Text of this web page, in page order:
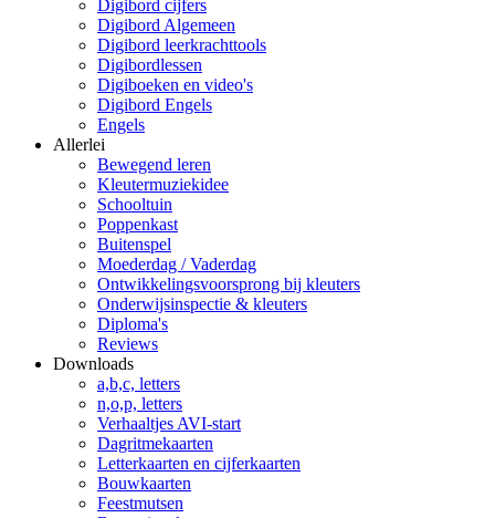
Digibord cijfers
Digibord Algemeen
Digibord leerkrachttools
Digibordlessen
Digiboeken en video's
Digibord Engels
Engels
Allerlei
Bewegend leren
Kleutermuziekidee
Schooltuin
Poppenkast
Buitenspel
Moederdag / Vaderdag
Ontwikkelingsvoorsprong bij kleuters
Onderwijsinspectie & kleuters
Diploma's
Reviews
Downloads
a,b,c, letters
n,o,p, letters
Verhaaltjes AVI-start
Dagritmekaarten
Letterkaarten en cijferkaarten
Bouwkaarten
Feestmutsen